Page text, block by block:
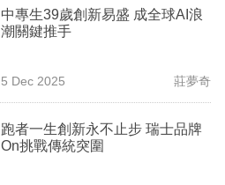
中專生39歲創新易盛 成全球AI浪
潮關鍵推手
5 Dec 2025 莊夢奇
跑者一生創新永不止步 瑞士品牌
On挑戰傳統突圍